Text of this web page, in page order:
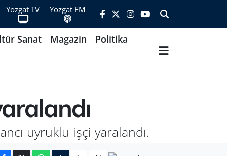
Yozgat TV Yozgat FM
Sanat Magazin
Politika
uyruklu işçi yaralandı.